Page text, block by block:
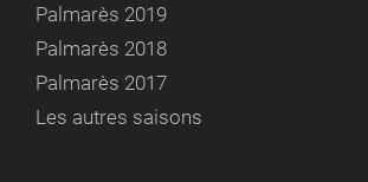
Palmarès 2019
Palmarès 2018
Palmarès 2017
Les autres saisons